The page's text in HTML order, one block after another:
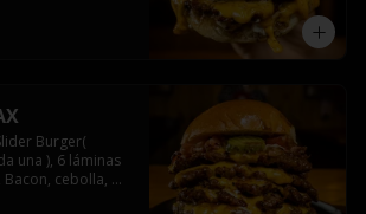
Burger(
una ), 6 láminas
cebolla,